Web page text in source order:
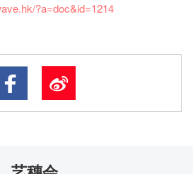
?a=doc&id=1214